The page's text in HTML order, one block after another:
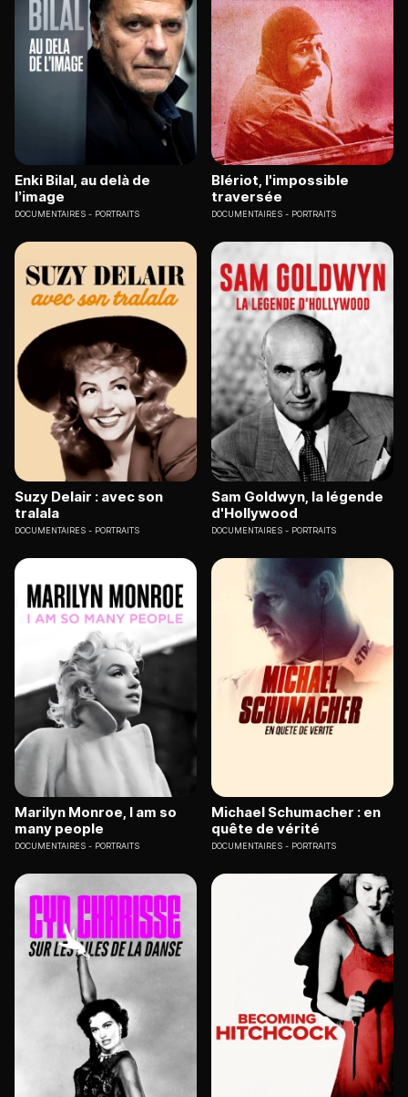
Enki Bilal, au delà de
l’image
DOCUMENTAIRES PORTRAITS
Blériot, l'impossible
traversée
DOCUMENTAIRES PORTRAITS
Suzy Delair : avec son
tralala
DOCUMENTAIRES PORTRAITS
Sam Goldwyn, la légende
d'Hollywood
DOCUMENTAIRES PORTRAITS
Marilyn Monroe, I am so
many people
DOCUMENTAIRES PORTRAITS
Michael Schumacher : en
quête de vérité
DOCUMENTAIRES PORTRAITS